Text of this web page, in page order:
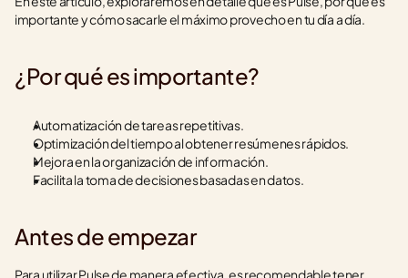
importante y cómo sacarle el máximo provecho en tu día a día.
¿Por qué es importante?
Automatización de tareas repetitivas.
Optimización del tiempo al obtener resúmenes rápidos.
Mejora en la organización de información.
Facilita la toma de decisiones basadas en datos.
Antes de empezar
Para utilizar Pulse de manera efectiva, es recomendable tener